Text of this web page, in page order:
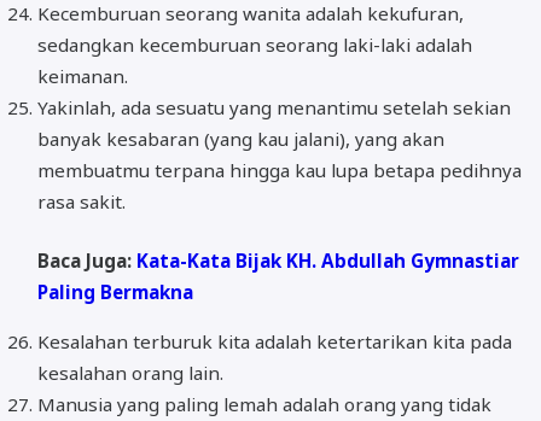
Kecemburuan seorang wanita adalah kekufuran,
sedangkan kecemburuan seorang laki-laki adalah
keimanan.
Yakinlah, ada sesuatu yang menantimu setelah sekian
banyak kesabaran (yang kau jalani), yang akan
membuatmu terpana hingga kau lupa betapa pedihnya
rasa sakit.
Baca Juga: Kata-Kata Bijak KH. Abdullah Gymnastiar
Paling Bermakna
Kesalahan terburuk kita adalah ketertarikan kita pada
kesalahan orang lain.
Manusia yang paling lemah adalah orang yang tidak